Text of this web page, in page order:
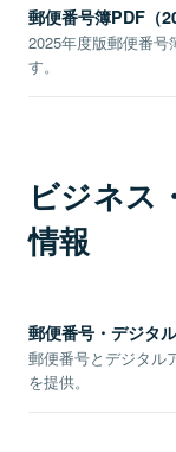
郵便番号簿PDF（
2025年度版郵便番号
す。
ビジネス
情報
郵便番号・デジタ
郵便番号とデジタル
を提供。